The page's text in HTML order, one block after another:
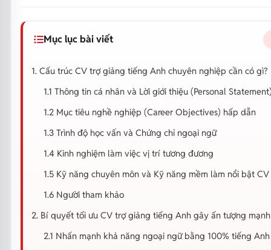
Mục lục bài viết
1. Cấu trúc CV trợ giảng tiếng Anh chuyên nghiệp cần có gì?
1.1 Thông tin cá nhân và Lời giới thiệu (Personal
1.2 Mục tiêu nghề nghiệp (Career Objectives) hấp dẫn
1.3 Trình độ học vấn và Chứng chỉ ngoại ngữ
1.4 Kinh nghiệm làm việc vị trí tương đương
1.5 Kỹ năng chuyên môn và Kỹ năng mềm làm nổi bật CV
1.6 Người tham khảo
2. Bí quyết tối ưu CV trợ giảng tiếng Anh gây ấn tượng
2.1 Nhấn mạnh khả năng ngoại ngữ bằng 100% tiếng Anh